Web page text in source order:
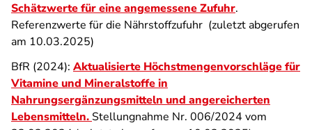
Schätzwerte für eine angemessene Zufuhr.
Referenzwerte für die Nährstoffzufuhr (zuletzt abgerufen
am 10.03.2025)
BfR (2024): Aktualisierte Höchstmengenvorschläge für
Vitamine und Mineralstoffe in
Nahrungsergänzungsmitteln und angereicherten
Lebensmitteln. Stellungnahme Nr. 006/2024 vom